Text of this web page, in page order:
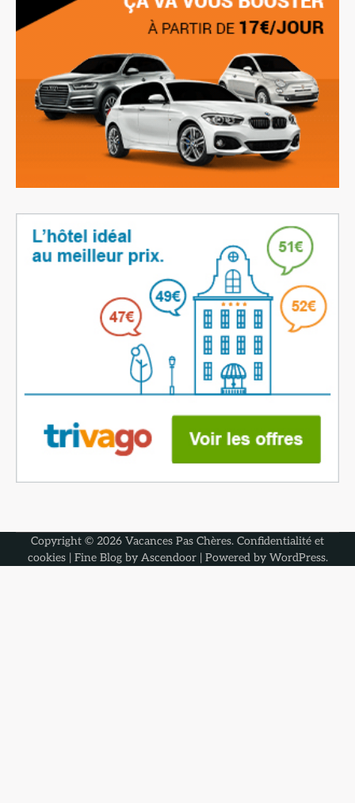
Copyright © 2026 Vacances Pas Chères. Confidentialité et
cookies| Fine Blog by Ascendoor| Powered by WordPress.